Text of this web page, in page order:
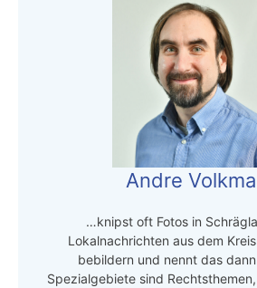
Andre
…knipst oft Fotos in
Lokalnachrichten aus dem
bebildern und nennt das dann
Spezialgebiete sind